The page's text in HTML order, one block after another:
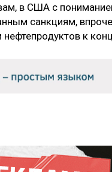
в США с
санкциям,
к